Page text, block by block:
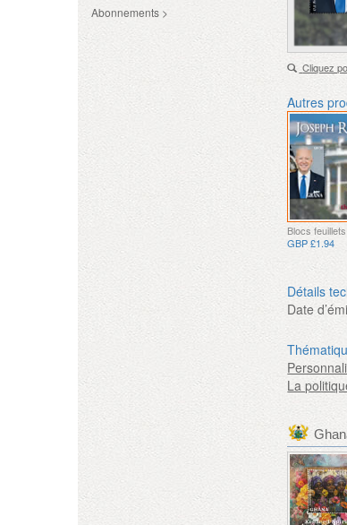
Abonnements >
Cliquez
Autres
Blocs feuillets
GBP £1.94
Détails
Date
La